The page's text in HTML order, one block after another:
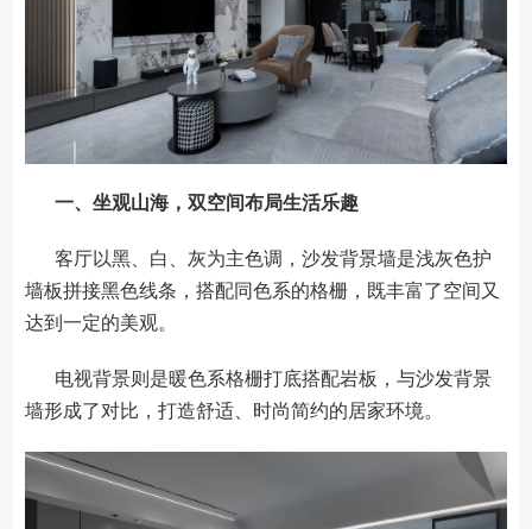
一、坐观山海，双空间布局生活乐趣
客厅以黑、白、灰为主色调，沙发背景墙是浅灰色护
墙板拼接黑色线条，搭配同色系的格栅，既丰富了空间又
达到一定的美观。
电视背景则是暖色系格栅打底搭配岩板，与沙发背景
墙形成了对比，打造舒适、时尚简约的居家环境。